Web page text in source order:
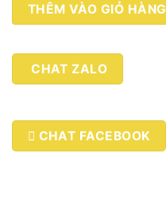
Baby
to
THÊM VÀO GIỎ HÀNG
CHAT ZALO
CHAT FACEBOOK